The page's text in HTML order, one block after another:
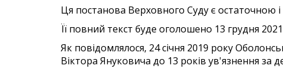
Ця постанова Верховного Суду є остаточною
Її повний текст буде оголошено 13 грудня
Як повідомлялося, 24 січня 2019 року
Віктора Януковича до 13 років ув'язнення за